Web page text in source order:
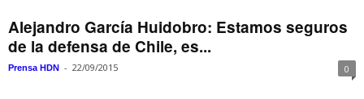
Alejandro García Huidobro: Estamos seguros
de la defensa de Chile, es...
Prensa HDN - 22/09/2015 0